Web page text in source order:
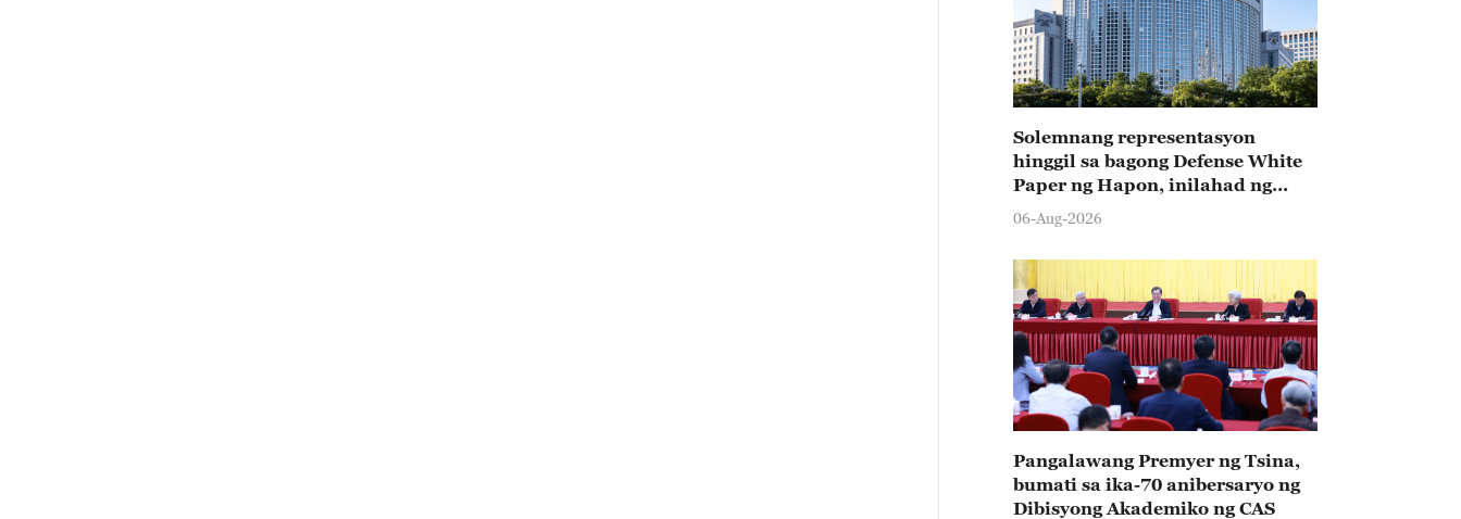
Solemnang representasyon
hinggil sa bagong Defense White
Paper ng Hapon, inilahad ng
Tsina
06-Aug-2026
Pangalawang Premyer ng Tsina,
bumati sa ika-70 anibersaryo ng
Dibisyong Akademiko ng CAS